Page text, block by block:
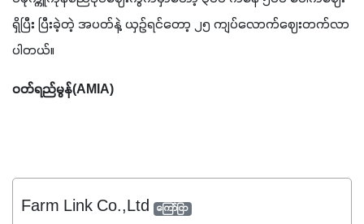
ရှိပြီး ပြီးခဲ့တဲ့ အပတ်နဲ့ ယှဉ်ရင်တော့ ၂၅ ကျပ်လောက်ဈေးတက်လာ
ပါတယ်။
ဝတ်ရည်မွန်(AMIA)
Farm Link Co.,Ltd ကြော်ငြာ